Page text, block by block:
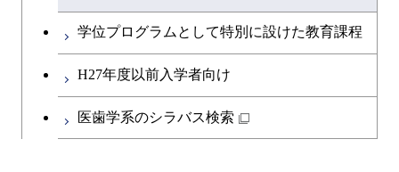
学位プログラムとして特別に設けた教育課程
H27年度以前入学者向け
医歯学系のシラバス検索